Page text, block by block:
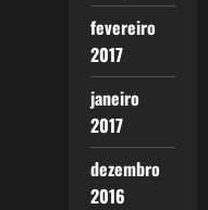
fevereiro
2017
janeiro
2017
dezembro
2016